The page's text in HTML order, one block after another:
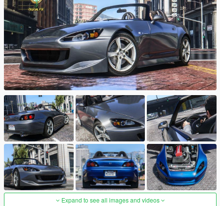
Expand to see all images and videos